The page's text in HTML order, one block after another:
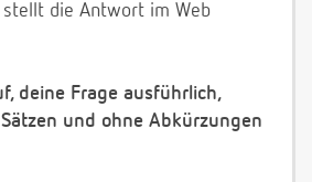
die Antwort im Web
deine Frage ausführlich,
und ohne Abkürzungen